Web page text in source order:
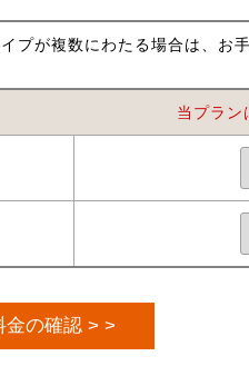
プが複数にわたる場合は、お
当プラン
金の確認 > >